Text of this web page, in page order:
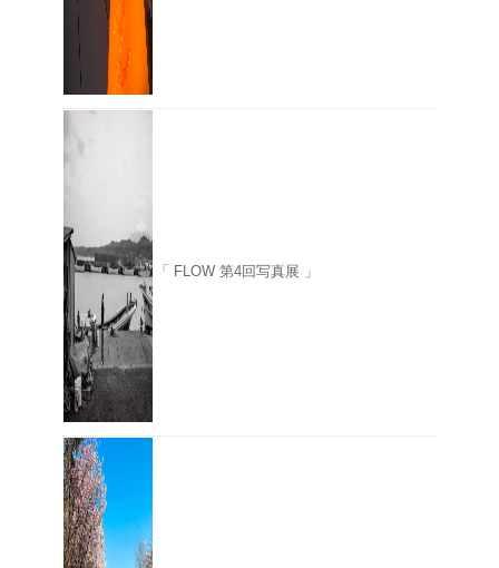
「 FLOW 第4回写真展 」